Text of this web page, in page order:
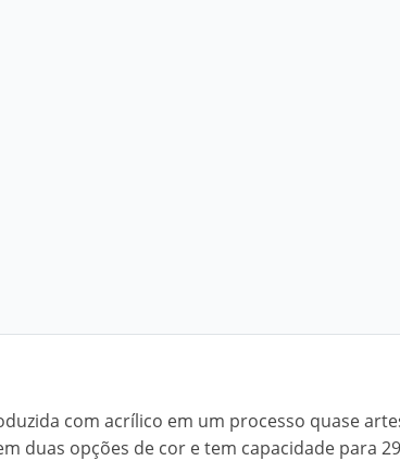
com acrílico em um processo quase
duas opções de cor e tem capacidade para